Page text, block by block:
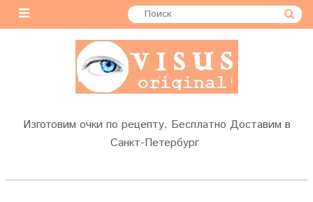
Изготовим очки по рецепту. Бесплатно Доставим в
Санкт-Петербург